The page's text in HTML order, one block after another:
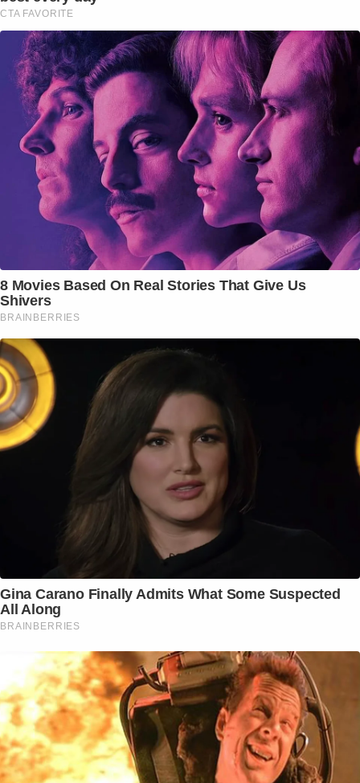
CTA FAVORITE
8 Movies Based On Real Stories That Give Us
Shivers
BRAINBERRIES
Gina Carano Finally Admits What Some Suspected
All Along
BRAINBERRIES